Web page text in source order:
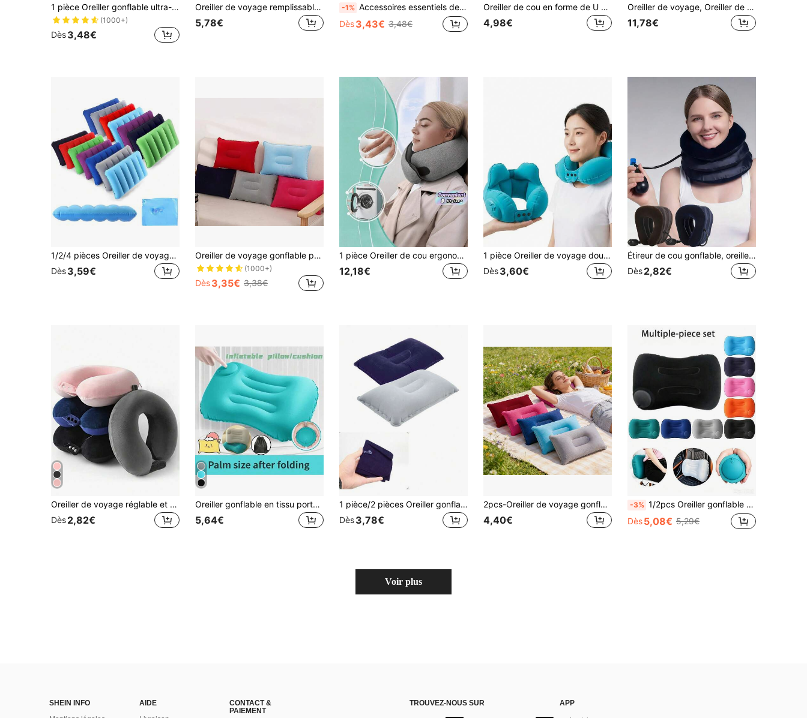
1 pièce Oreiller gonflable ultra-léger, oreiller de camping, oreiller de voyage, compact et portable, conception ergonomique pour le soutien du cou et du dos pendant le camping et la randonnée
(1000+)
Dès3,48€
Oreiller de voyage remplissable, adapté pour les bagages supplémentaires, sac de rangement pour oreiller de cou de voyage en velours doux, taille de cou réglable, oreiller pliable multifonctionnel, adapté pour les voyages en avion
5,78€
-1% Accessoires essentiels de plage Coussin d'air carré et doux, oreiller gonflable ultra-léger pour la randonnée, le camping et les voyages !
Dès3,43€ 3,48€
Oreiller de cou en forme de U gonflable, coussin de repos de cou de voyage à gonfler, oreiller de cou de camping extérieur
4,98€
Oreiller de voyage, Oreiller de cou, Oreiller de cou de voyage, Oreiller de cou de voyage 360° pour avion, Oreiller d'avion en mousse à mémoire de forme, Oreiller de cou de voyage pour avion doux et pliable
11,78€
1/2/4 pièces Oreiller de voyage gonflable carré portable, oreiller de cou en PVC floqué doux avec support lombaire, appui-tête léger et compressible, convient pour le camping en plein air, le pique-nique, le , la sieste au bureau, les voyages en avion longue distance et les accessoires de voyage minimalistes
Dès3,59€
Oreiller de voyage gonflable portable, confortable pour voyager partout - idéal pour le camping et floqué ! Excellent cadeau recommandé pour les vacances et l'utilisation en extérieur
(1000+)
Dès3,35€ 3,38€
1 pièce Oreiller de cou ergonomique en forme de U, oreiller de voyage pour avion, oreiller de pause déjeuner au bureau, accessoire de cou portable, recherche populaire du même style
12,18€
1 pièce Oreiller de voyage doux pour le cou, oreiller de sieste, oreiller de soutien de tête portable, unisexe, pour avion, voiture, chaise longue de voyage en plein air, accessoire de voyage essentiel, aide au sommeil, vacances, camping, accessoire de bureau
Dès3,60€
Étireur de cou gonflable, oreiller de cou réglable, support de cou pour soutien de la tête, oreiller de traction cervicale pour hommes et femmes. Idéal pour l'avion, la voiture, la maison, le bureau, le camping, les vacances. Accessoires de voyage.
Dès2,82€
Oreiller de voyage réglable et doux pour le soutien de la tête, oreillers pour hommes et femmes, oreillers d'avion pour avion, voitures et fauteuils inclinables à la maison, fournitures de voyage, articles d'aide au sommeil, accessoires de bureau, vacances, voyage, camping, accessoires de camping, articles de camping, essentiels de voyage de camping
Dès2,82€
Oreiller gonflable en tissu portable, oreiller de lit léger, oreiller gonflable pliable, oreiller de voyage, oreiller de camping, oreiller de bureau, accessoire de voyage pour sac à dos, randonnée, camping, article essentiel de voyage, accessoires de camping, équipement de camping
5,64€
1 pièce/2 pièces Oreiller gonflable en PVC floqué portable pour l'extérieur, oreiller de sac de couchage de camping, oreiller de sieste
Dès3,78€
2pcs-Oreiller de voyage gonflable d'été, oreiller de camping gonflable ultra-léger et portable, avec support pour le cou et la taille, oreiller gonflable lavable, convient pour l'avion, la voiture, la sieste au bureau, la randonnée, le sac à dos, oreiller de voyage multifonctionnel, convient pour diverses occasions
4,40€
-3% 1/2pcs Oreiller gonflable à pression manuelle pour extérieur toutes saisons, oreiller de voyage, oreiller pliable et portable multifonctionnel, convient pour les voyages en famille, le travail, le camping
Dès5,08€ 5,29€
Voir plus
SHEIN INFO
AIDE
CONTACT &
PAIEMENT
TROUVEZ-NOUS SUR APP